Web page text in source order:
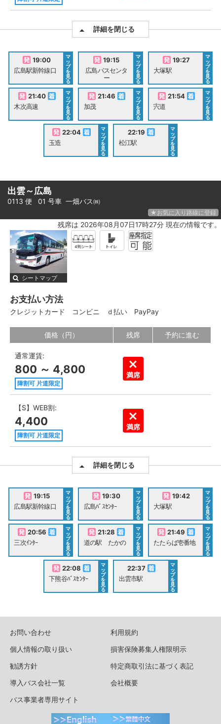
詳細を閉じる
19:00
広島駅新幹線口
マ
ッ
プ
を
見
る
19:15
広島バスセンタ
ー
マ
ッ
プ
を
見
る
19:27
大塚駅
マ
ッ
プ
を
見
る
21:40
木次高速
マ
ッ
プ
を
見
る
21:46
加茂
マ
ッ
プ
を
見
る
21:54
宍道
マ
ッ
プ
を
見
る
22:04
玉造
マ
ッ
プ
を
見
る
22:19
松江駅
マ
ッ
プ
を
見
る
出雲～広島
0113 便 01 号車 一畑バス㈱
★お気に入り路線に登録
残席は 2026年08月07日17時27分 現在の情報です。
シートマップ
お支払い方法
クレジットカード コンビニ ｄ払い PayPay
価格（円） 残席 予約に進む
通常運賃:
800 ～ 4,800
障割可 片道限定
満席
【S】WEB割:
4,400
障割可 片道限定
満席
詳細を閉じる
19:15
広島駅新幹線口
マ
ッ
プ
を
見
る
19:30
広島ﾊﾞｽｾﾝﾀｰ
マ
ッ
プ
を
見
る
19:42
大塚駅
マ
ッ
プ
を
見
る
20:56
三次ｲﾝﾀｰ
マ
ッ
プ
を
見
る
21:28
道の駅 たかの
マ
ッ
プ
を
見
る
21:49
たたらば壱番地
マ
ッ
プ
を
見
る
22:08
下熊谷ﾊﾞｽｾﾝﾀｰ
マ
ッ
プ
を
見
る
22:37
出雲市駅
マ
ッ
プ
を
見
る
お問い合わせ
利用規約
個人情報の取り扱い
損害保険募集人権限明示
勧誘方針
特定商取引法に基づく表記
導入バス会社一覧
会社概要
バス事業者専用サイト